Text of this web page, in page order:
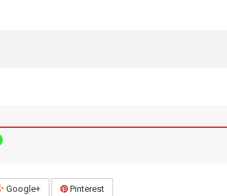
Google+ Pinterest